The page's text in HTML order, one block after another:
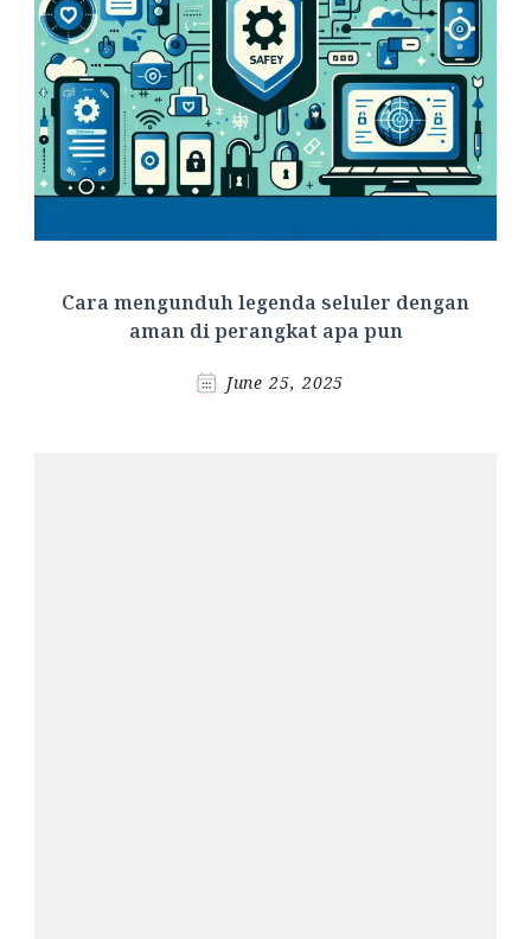
Cara mengunduh legenda seluler dengan
aman di perangkat apa pun
June 25, 2025